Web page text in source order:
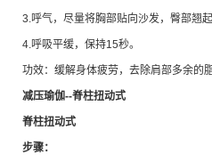
3.呼气，尽量将胸部贴向沙发，臀部翘起
4.呼吸平缓，保持15秒。
功效：缓解身体疲劳，去除肩部多余的脂
减压瑜伽--脊柱扭动式
脊柱扭动式
步骤：